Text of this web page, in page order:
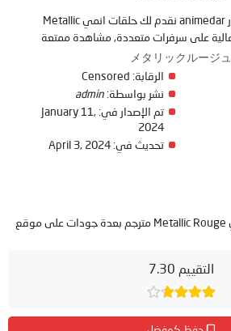
التقييم 7.30
مرحبا بك في موقع انمي دار animedar نقدم لك حلقات انمي Metallic
メタリックルージュ
الرقابة:
نشر بواسطة: admin
تم الإصدار في: January 11,
2024
تحديث في: April 3, 2024
تحميل وشاهدة حلقات انمي Metallic Rouge مترجم بعدة جودات على موقع